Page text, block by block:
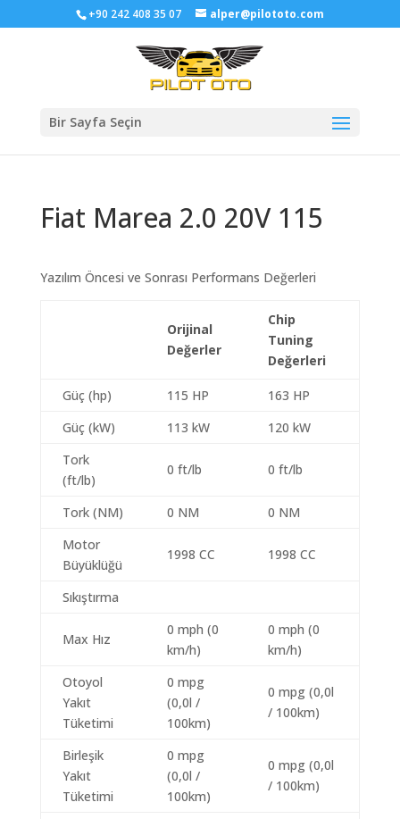
+90 242 408 35 07 alper@pilototo.com
Bir Sayfa Seçin
Fiat Marea 2.0 20V 115
Yazılım Öncesi ve Sonrası Performans Değerleri
Orijinal
Değerler
Chip
Tuning
Değerleri
Güç (hp) 115 HP
163 HP
Güç (kW)
113 kW
120 kW
Tork
(ft/lb)
0 ft/lb 0 ft/lb
Tork (NM) 0 NM
0 NM
Motor
Büyüklüğü
1998 CC 1998 CC
Sıkıştırma
Max Hız
0 mph (0
km/h)
0 mph (0
km/h)
Otoyol
Yakıt
Tüketimi
0 mpg
(0,0l /
100km)
0 mpg (0,0l
/ 100km)
Birleşik
Yakıt
Tüketimi
0 mpg
(0,0l /
100km)
0 mpg (0,0l
/ 100km)